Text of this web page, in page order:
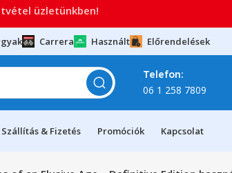
Carrera Használt Előrendelések
Telefon:
06 1 258 7809
Szállítás & Fizetés Promóciók Kapcsolat
üzletünkben!